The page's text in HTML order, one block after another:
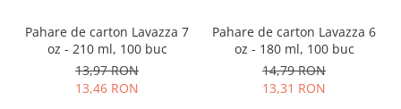
Pahare de carton Lavazza 7
oz - 210 ml, 100 buc
13,97 RON
13,46 RON
Pahare de carton Lavazza 6
oz - 180 ml, 100 buc
14,79 RON
13,31 RON